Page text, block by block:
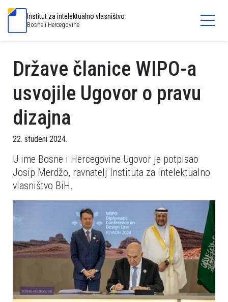
Institut za intelektualno vlasništvo
Bosne i Hercegovine
Države članice WIPO-a
usvojile Ugovor o pravu
dizajna
22. studeni 2024.
U ime Bosne i Hercegovine Ugovor je potpisao
Josip Merdžo, ravnatelj Instituta za intelektualno
vlasništvo BiH.